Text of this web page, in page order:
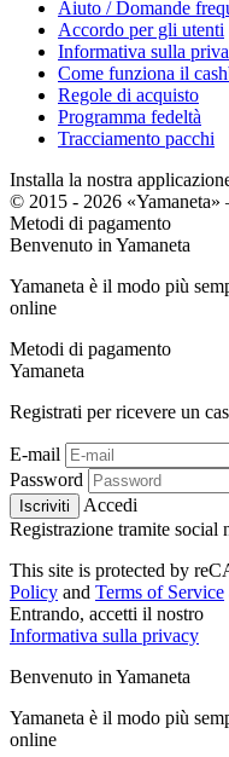
Aiuto / Domande
Accordo per gli utenti
Informativa sulla
Come funziona il
Regole di acquisto
Programma fedeltà
Tracciamento pacchi
Installa la nostra
© 2015 - 2026
Metodi di pagamento
Benvenuto in Yamaneta
Yamaneta è il modo più
online
Metodi di pagamento
Yamaneta
Registrati per ricevere un
E-mail
Password
Iscriviti
Accedi
Registrazione tramite social
This site is protected by
Policy and Terms of Service
Entrando, accetti il ​​nostro
Informativa sulla privacy
Benvenuto in Yamaneta
Yamaneta è il modo più
online